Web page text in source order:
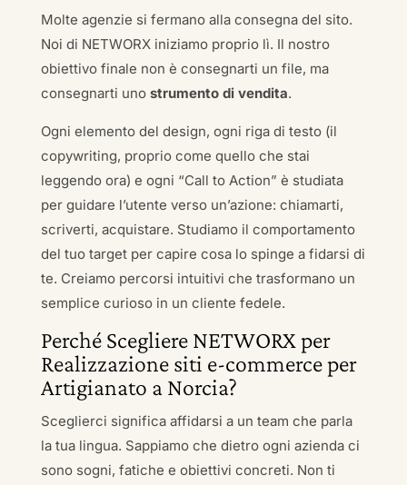
Molte agenzie si fermano alla consegna del sito.
Noi di NETWORX iniziamo proprio lì. Il nostro
obiettivo finale non è consegnarti un file, ma
consegnarti uno strumento di vendita.
Ogni elemento del design, ogni riga di testo (il
copywriting, proprio come quello che stai
leggendo ora) e ogni “Call to Action” è studiata
per guidare l’utente verso un’azione: chiamarti,
scriverti, acquistare. Studiamo il comportamento
del tuo target per capire cosa lo spinge a fidarsi di
te. Creiamo percorsi intuitivi che trasformano un
semplice curioso in un cliente fedele.
Perché Scegliere NETWORX per
Realizzazione siti e-commerce per
Artigianato a Norcia?
Sceglierci significa affidarsi a un team che parla
la tua lingua. Sappiamo che dietro ogni azienda ci
sono sogni, fatiche e obiettivi concreti. Non ti